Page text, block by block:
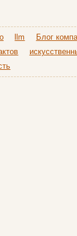
llm Блог